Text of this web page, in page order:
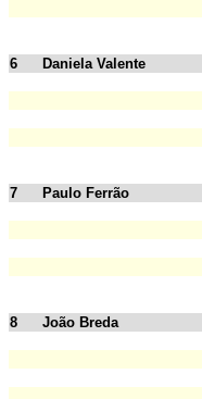
6 Daniela Valente
7 Paulo Ferrão
8 João Breda